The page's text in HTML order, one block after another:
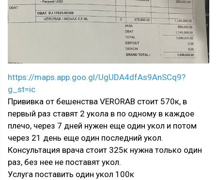
https://maps.app.goo.gl/UgUDA4dfAs9AnSCq9?
g_st=ic
Прививка от бешенства VERORAB стоит 570к, в
первый раз ставят 2 укола в по одному в каждое
плечо, через 7 дней нужен еще один укол и потом
через 21 день еще один последний укол.
Консультация врача стоит 325к нужна только один
раз, без нее не поставят укол.
Услуга поставить один укол 100к